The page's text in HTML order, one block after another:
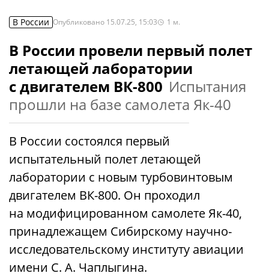
В России Опубликовано 15.07.25, 15:03 1 м.
В России провели первый полет
летающей лаборатории
с двигателем ВК-800 Испытания
прошли на базе самолета Як-40
В России состоялся первый
испытательный полет летающей
лаборатории с новым турбовинтовым
двигателем ВК-800. Он проходил
на модифицированном самолете Як-40,
принадлежащем Сибирскому научно-
исследовательскому институту авиации
имени С. А. Чаплыгина.